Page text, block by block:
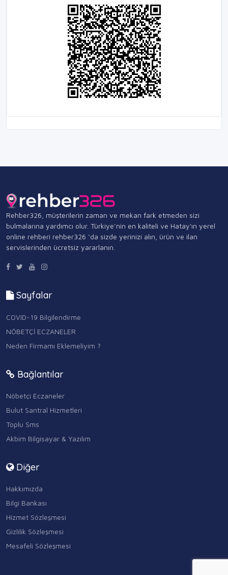
Rehber326, müşterilerin zaman ve mekan fark etmeden sizi
bulmalarına yardımcı olur. Türkiye’nin en kaliteli ve Hatay'ın yerel
online rehberi rehber326 ‘da sizde yerinizi alın, ürün ve ilan
servislerinden ücretsiz yararlanın.
Sayfalar
COVID-19 Bilgilendirme
NÖBETÇİ ECZANELER
Neden Firmamı Eklemeliyim ?
Bağlantılar
Nöbetçi Eczaneler
Bulut Santral Hizmetleri
Toplu Sms
Akbim Bilgisayar & Yazılım
Diğer
Hakkımızda
Bilgi Bankası
Hizmet Sözleşmesi
Gizlilik Sözleşmesi
Mesafeli Sözleşmesi